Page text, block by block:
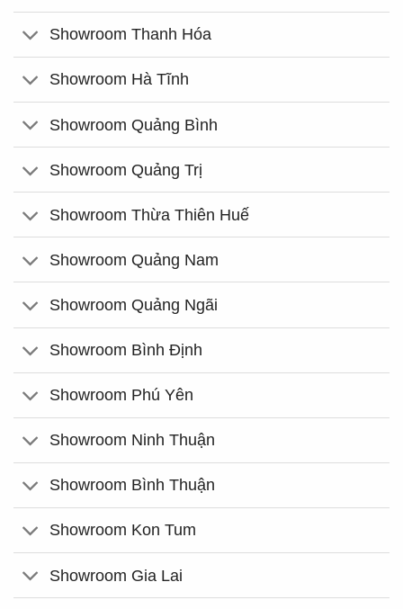
Showroom Thanh Hóa
Showroom Hà Tĩnh
Showroom Quảng Bình
Showroom Quảng Trị
Showroom Thừa Thiên Huế
Showroom Quảng Nam
Showroom Quảng Ngãi
Showroom Bình Định
Showroom Phú Yên
Showroom Ninh Thuận
Showroom Bình Thuận
Showroom Kon Tum
Showroom Gia Lai